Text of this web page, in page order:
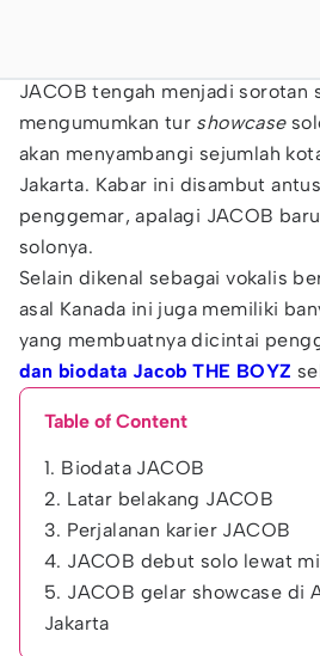
JACOB tengah menjadi sorotan
mengumumkan tur showcase
akan menyambangi sejumlah
Jakarta. Kabar ini disambut
penggemar, apalagi JACOB
solonya.
Selain dikenal sebagai vokalis
asal Kanada ini juga memiliki
yang membuatnya dicintai
dan biodata Jacob THE BOYZ
Table of Content
1. Biodata JACOB
2. Latar belakang JACOB
3. Perjalanan karier JACOB
4. JACOB debut solo lewat
5. JACOB gelar showcase di
Jakarta